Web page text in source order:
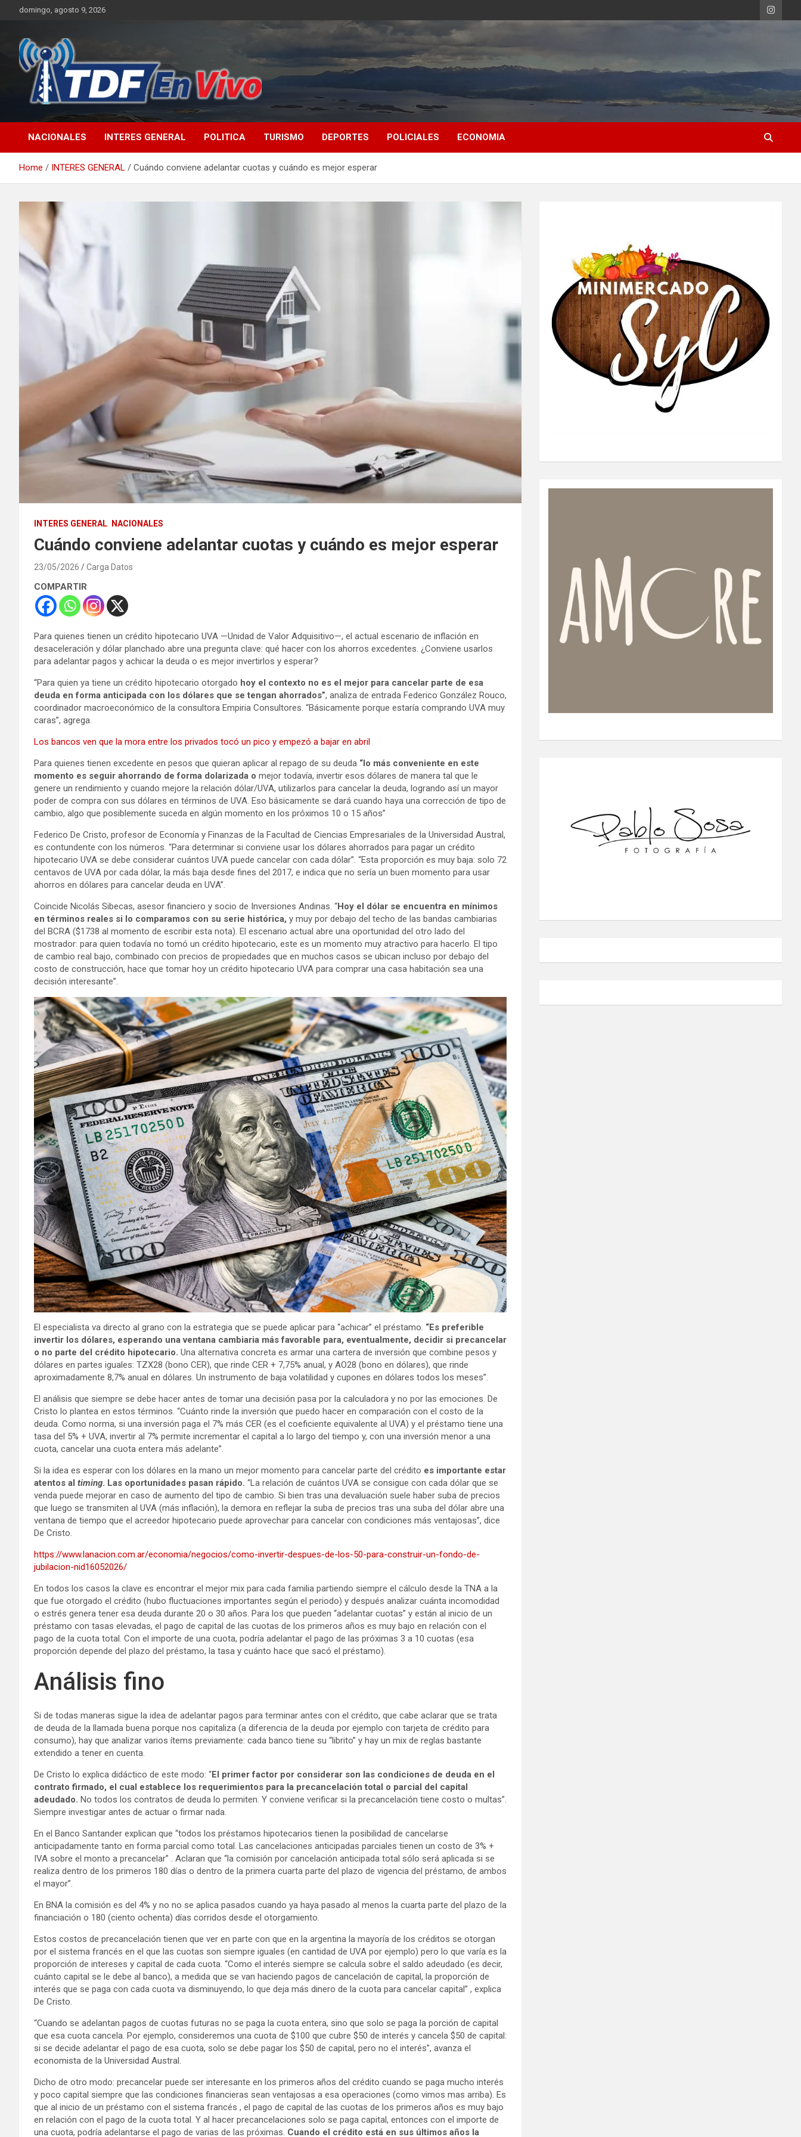
domingo, agosto 9, 2026
NACIONALES INTERES GENERAL POLITICA TURISMO DEPORTES POLICIALES ECONOMIA
Home INTERES GENERAL Cuándo conviene adelantar cuotas y cuándo es mejor esperar
INTERES GENERAL NACIONALES
Cuándo conviene adelantar cuotas y cuándo es mejor esperar
23/05/2026 Carga Datos
COMPARTIR
Para quienes tienen un crédito hipotecario UVA —Unidad de Valor Adquisitivo—, el actual escenario de inflación en
desaceleración y dólar planchado abre una pregunta clave: qué hacer con los ahorros excedentes. ¿Conviene usarlos
para adelantar pagos y achicar la deuda o es mejor invertirlos y esperar?
“Para quien ya tiene un crédito hipotecario otorgado hoy el contexto no es el mejor para cancelar parte de esa
deuda en forma anticipada con los dólares que se tengan ahorrados”, analiza de entrada Federico González Rouco,
coordinador macroeconómico de la consultora Empiria Consultores. “Básicamente porque estaría comprando UVA muy
caras”, agrega.
Los bancos ven que la mora entre los privados tocó un pico y empezó a bajar en abril
Para quienes tienen excedente en pesos que quieran aplicar al repago de su deuda “lo más conveniente en este
momento es seguir ahorrando de forma dolarizada o mejor todavía, invertir esos dólares de manera tal que le
genere un rendimiento y cuando mejore la relación dólar/UVA, utilizarlos para cancelar la deuda, logrando así un mayor
poder de compra con sus dólares en términos de UVA. Eso básicamente se dará cuando haya una corrección de tipo de
cambio, algo que posiblemente suceda en algún momento en los próximos 10 o 15 años”
Federico De Cristo, profesor de Economía y Finanzas de la Facultad de Ciencias Empresariales de la Universidad Austral,
es contundente con los números. “Para determinar si conviene usar los dólares ahorrados para pagar un crédito
hipotecario UVA se debe considerar cuántos UVA puede cancelar con cada dólar”. “Esta proporción es muy baja: solo 72
centavos de UVA por cada dólar, la más baja desde fines del 2017, e indica que no sería un buen momento para usar
ahorros en dólares para cancelar deuda en UVA”.
Coincide Nicolás Sibecas, asesor financiero y socio de Inversiones Andinas. “Hoy el dólar se encuentra en mínimos
en términos reales si lo comparamos con su serie histórica, y muy por debajo del techo de las bandas cambiarias
del BCRA ($1738 al momento de escribir esta nota). El escenario actual abre una oportunidad del otro lado del
mostrador: para quien todavía no tomó un crédito hipotecario, este es un momento muy atractivo para hacerlo. El tipo
de cambio real bajo, combinado con precios de propiedades que en muchos casos se ubican incluso por debajo del
costo de construcción, hace que tomar hoy un crédito hipotecario UVA para comprar una casa habitación sea una
decisión interesante”.
El especialista va directo al grano con la estrategia que se puede aplicar para “achicar” el préstamo. “Es preferible
invertir los dólares, esperando una ventana cambiaria más favorable para, eventualmente, decidir si precancelar
o no parte del crédito hipotecario. Una alternativa concreta es armar una cartera de inversión que combine pesos y
dólares en partes iguales: TZX28 (bono CER), que rinde CER + 7,75% anual, y AO28 (bono en dólares), que rinde
aproximadamente 8,7% anual en dólares. Un instrumento de baja volatilidad y cupones en dólares todos los meses”.
El análisis que siempre se debe hacer antes de tomar una decisión pasa por la calculadora y no por las emociones. De
Cristo lo plantea en estos términos. “Cuánto rinde la inversión que puedo hacer en comparación con el costo de la
deuda. Como norma, si una inversión paga el 7% más CER (es el coeficiente equivalente al UVA) y el préstamo tiene una
tasa del 5% + UVA, invertir al 7% permite incrementar el capital a lo largo del tiempo y, con una inversión menor a una
cuota, cancelar una cuota entera más adelante”.
Si la idea es esperar con los dólares en la mano un mejor momento para cancelar parte del crédito es importante estar
atentos al timing. Las oportunidades pasan rápido. “La relación de cuántos UVA se consigue con cada dólar que se
venda puede mejorar en caso de aumento del tipo de cambio. Si bien tras una devaluación suele haber suba de precios
que luego se transmiten al UVA (más inflación), la demora en reflejar la suba de precios tras una suba del dólar abre una
ventana de tiempo que el acreedor hipotecario puede aprovechar para cancelar con condiciones más ventajosas”, dice
De Cristo.
https://www.lanacion.com.ar/economia/negocios/como-invertir-despues-de-los-50-para-construir-un-fondo-de-
jubilacion-nid16052026/
En todos los casos la clave es encontrar el mejor mix para cada familia partiendo siempre el cálculo desde la TNA a la
que fue otorgado el crédito (hubo fluctuaciones importantes según el periodo) y después analizar cuánta incomodidad
o estrés genera tener esa deuda durante 20 o 30 años. Para los que pueden “adelantar cuotas” y están al inicio de un
préstamo con tasas elevadas, el pago de capital de las cuotas de los primeros años es muy bajo en relación con el
pago de la cuota total. Con el importe de una cuota, podría adelantar el pago de las próximas 3 a 10 cuotas (esa
proporción depende del plazo del préstamo, la tasa y cuánto hace que sacó el préstamo).
Análisis fino
Si de todas maneras sigue la idea de adelantar pagos para terminar antes con el crédito, que cabe aclarar que se trata
de deuda de la llamada buena porque nos capitaliza (a diferencia de la deuda por ejemplo con tarjeta de crédito para
consumo), hay que analizar varios ítems previamente: cada banco tiene su “librito” y hay un mix de reglas bastante
extendido a tener en cuenta.
De Cristo lo explica didáctico de este modo: “El primer factor por considerar son las condiciones de deuda en el
contrato firmado, el cual establece los requerimientos para la precancelación total o parcial del capital
adeudado. No todos los contratos de deuda lo permiten. Y conviene verificar si la precancelación tiene costo o multas”.
Siempre investigar antes de actuar o firmar nada.
En el Banco Santander explican que “todos los préstamos hipotecarios tienen la posibilidad de cancelarse
anticipadamente tanto en forma parcial como total. Las cancelaciones anticipadas parciales tienen un costo de 3% +
IVA sobre el monto a precancelar” . Aclaran que “la comisión por cancelación anticipada total sólo será aplicada si se
realiza dentro de los primeros 180 días o dentro de la primera cuarta parte del plazo de vigencia del préstamo, de ambos
el mayor”.
En BNA la comisión es del 4% y no no se aplica pasados cuando ya haya pasado al menos la cuarta parte del plazo de la
financiación o 180 (ciento ochenta) días corridos desde el otorgamiento.
Estos costos de precancelación tienen que ver en parte con que en la argentina la mayoría de los créditos se otorgan
por el sistema francés en el que las cuotas son siempre iguales (en cantidad de UVA por ejemplo) pero lo que varía es la
proporción de intereses y capital de cada cuota. “Como el interés siempre se calcula sobre el saldo adeudado (es decir,
cuánto capital se le debe al banco), a medida que se van haciendo pagos de cancelación de capital, la proporción de
interés que se paga con cada cuota va disminuyendo, lo que deja más dinero de la cuota para cancelar capital” , explica
De Cristo.
“Cuando se adelantan pagos de cuotas futuras no se paga la cuota entera, sino que solo se paga la porción de capital
que esa cuota cancela. Por ejemplo, consideremos una cuota de $100 que cubre $50 de interés y cancela $50 de capital:
si se decide adelantar el pago de esa cuota, solo se debe pagar los $50 de capital, pero no el interés”, avanza el
economista de la Universidad Austral.
Dicho de otro modo: precancelar puede ser interesante en los primeros años del crédito cuando se paga mucho interés
y poco capital siempre que las condiciones financieras sean ventajosas a esa operaciones (como vimos mas arriba). Es
que al inicio de un préstamo con el sistema francés , el pago de capital de las cuotas de los primeros años es muy bajo
en relación con el pago de la cuota total. Y al hacer precancelaciones solo se paga capital, entonces con el importe de
una cuota, podría adelantarse el pago de varias de las próximas. Cuando el crédito está en sus últimos años la